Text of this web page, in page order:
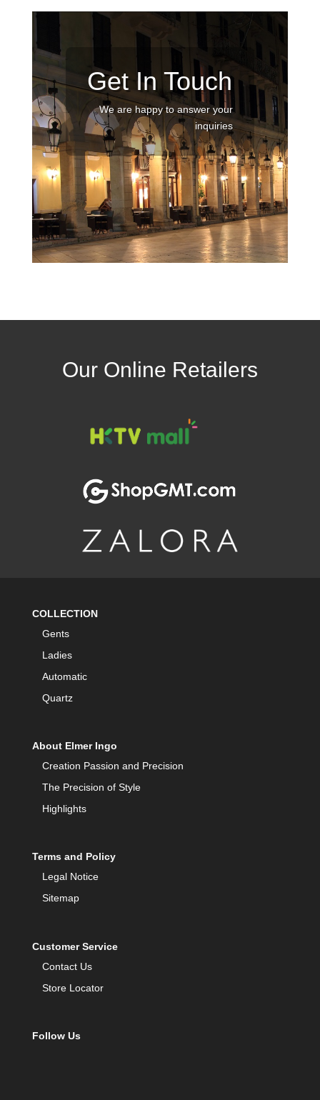
Get In Touch
We are happy to answer your
inquiries
Our Online Retailers
COLLECTION
Gents
Ladies
Automatic
Quartz
About Elmer Ingo
Creation Passion and Precision
The Precision of Style
Highlights
Terms and Policy
Legal Notice
Sitemap
Customer Service
Contact Us
Store Locator
Follow Us